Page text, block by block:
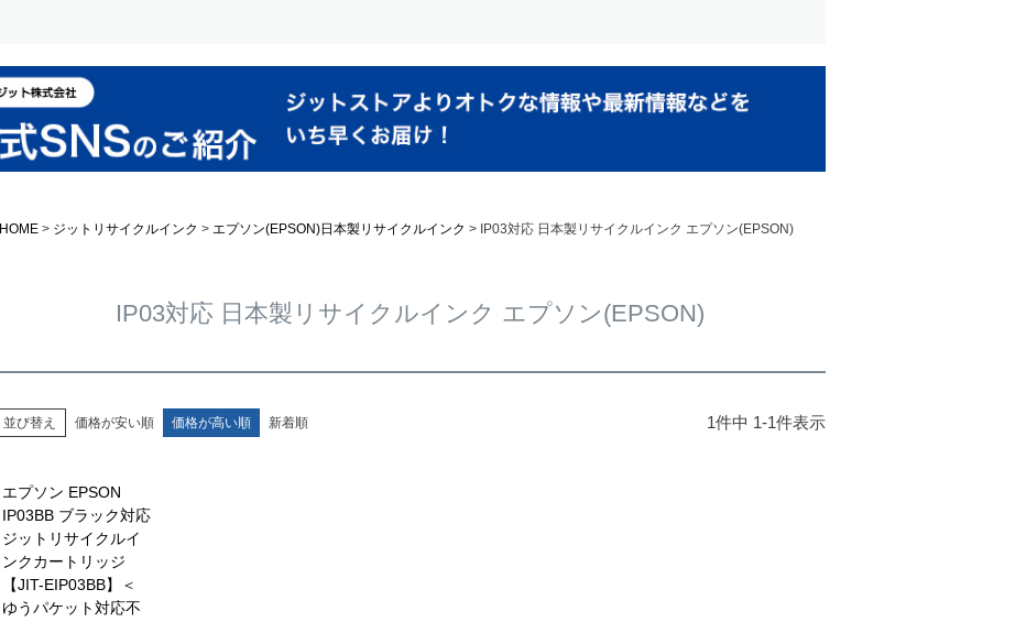
HOME ジットリサイクルインク エプソン(EPSON)日本製リサイクルインク IP03対応 日本製リサイクルインク エプソン(EPSON)
IP03対応 日本製リサイクルインク エプソン(EPSON)
並び替え 価格が安い順 価格が高い順 新着順 1件中 1-1件表示
エプソン EPSON
IP03BB ブラック対応
ジットリサイクルイ
ンクカートリッジ
【JIT-EIP03BB】＜
ゆうパケット対応不